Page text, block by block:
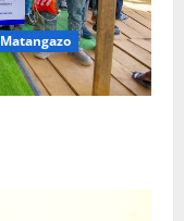
Matangazo